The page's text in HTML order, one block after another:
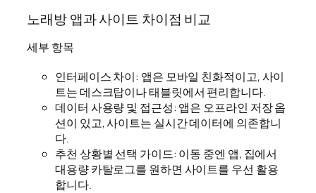
노래방 앱과 사이트 차이점 비교
세부 항목
인터페이스 차이: 앱은 모바일 친화적이고, 사이
트는 데스크탑이나 태블릿에서 편리합니다.
데이터 사용량 및 접근성: 앱은 오프라인 저장 옵
션이 있고, 사이트는 실시간 데이터에 의존합니
다.
추천 상황별 선택 가이드: 이동 중엔 앱, 집에서
대용량 카탈로그를 원하면 사이트를 우선 활용
합니다.